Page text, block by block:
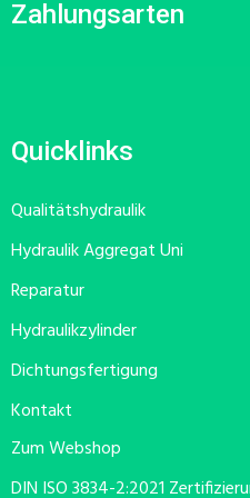
Zahlungsarten
Quicklinks
Qualitätshydraulik
Hydraulik Aggregat Uni
Reparatur
Hydraulikzylinder
Dichtungsfertigung
Kontakt
Zum Webshop
DIN ISO 3834-2:2021